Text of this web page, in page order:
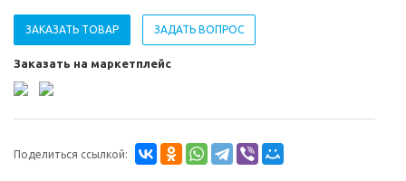
ЗАКАЗАТЬ ТОВАР ЗАДАТЬ ВОПРОС
Заказать на маркетплейс
Поделиться ссылкой: